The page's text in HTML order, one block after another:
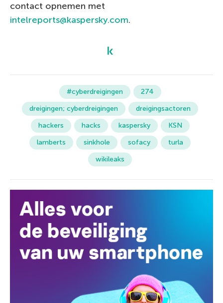
contact opnemen met
intelreports@kaspersky.com.
#cyberdreigingen
274
dreigingen; cyberdreigingen
dreigingsactoren
hackers
hacks kaspersky
KSN
lamberts
sinkhole sofacy
turla
wikileaks